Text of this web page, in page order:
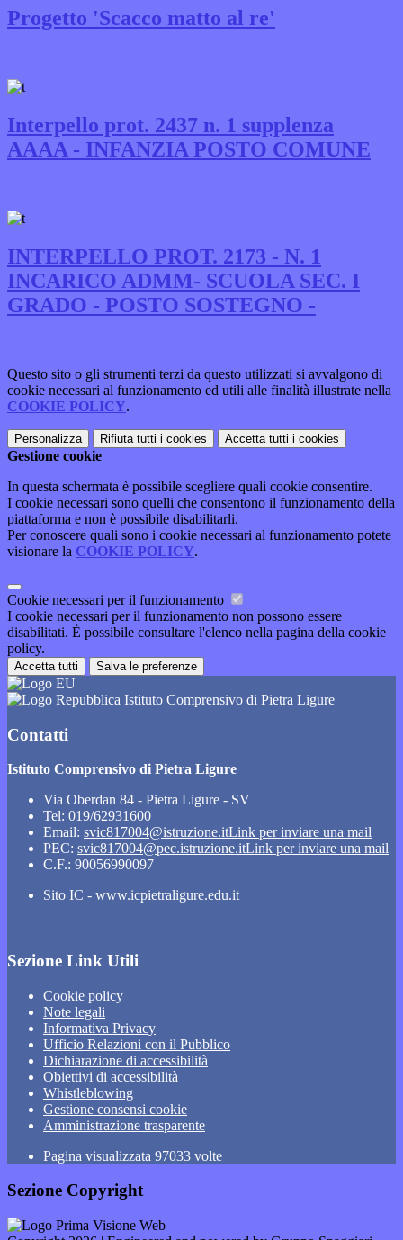
Progetto 'Scacco matto al re'
Interpello prot. 2437 n. 1 supplenza
AAAA - INFANZIA POSTO COMUNE
INTERPELLO PROT. 2173 - N. 1
INCARICO ADMM- SCUOLA SEC. I
GRADO - POSTO SOSTEGNO -
Questo sito o gli strumenti terzi da questo utilizzati si avvalgono di
cookie necessari al funzionamento ed utili alle finalità illustrate nella
COOKIE POLICY.
Personalizza Rifiuta tutti i cookies Accetta tutti i cookies
Gestione cookie
In questa schermata è possibile scegliere quali cookie consentire.
I cookie necessari sono quelli che consentono il funzionamento della
piattaforma e non è possibile disabilitarli.
Per conoscere quali sono i cookie necessari al funzionamento potete
visionare la COOKIE POLICY.
Cookie necessari per il funzionamento
I cookie necessari per il funzionamento non possono essere
disabilitati. È possibile consultare l'elenco nella pagina della cookie
policy.
Accetta tutti Salva le preferenze
Istituto Comprensivo di Pietra Ligure
Contatti
Istituto Comprensivo di Pietra Ligure
Via Oberdan 84 - Pietra Ligure - SV
Tel: 019/62931600
Email: svic817004@istruzione.itLink per inviare una mail
PEC: svic817004@pec.istruzione.itLink per inviare una mail
C.F.: 90056990097
Sito IC - www.icpietraligure.edu.it
Sezione Link Utili
Cookie policy
Note legali
Informativa Privacy
Ufficio Relazioni con il Pubblico
Dichiarazione di accessibilità
Obiettivi di accessibilità
Whistleblowing
Gestione consensi cookie
Amministrazione trasparente
Pagina visualizzata 97033 volte
Sezione Copyright